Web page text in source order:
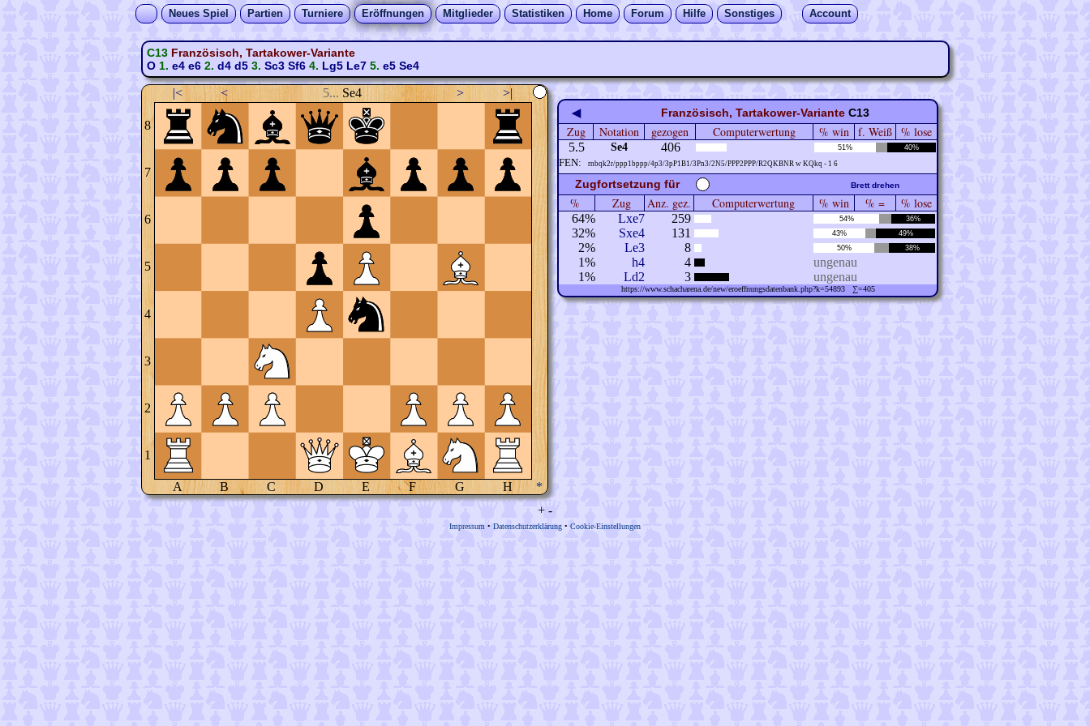
Neues Spiel Partien Turniere Eröffnungen Mitglieder Statistiken Home Forum Hilfe Sonstiges Account
C13 Französisch, Tartakower-Variante
O1. e4 e62. d4 d53. Sc3 Sf64. Lg5 Le75. e5 Se4
|< < 5... Se4 > >|
8
7
6
5
4
3
2
1
A B C D E F G H *
◀ Französisch, Tartakower-Variante C13
Zug Notation gezogen Computerwertung % win f. Weiß % lose
5.5 Se4 406 51% 40%
FEN: rnbqk2r/ppp1bppp/4p3/3pP1B1/3Pn3/2N5/PPP2PPP/R2QKBNR w KQkq - 1 6
Zugfortsetzung für Brett drehen
% Zug Anz. gez. Computerwertung % win % = % lose
64% Lxe7 259 54% 36%
32% Sxe4 131 43% 49%
2% Le3 8 50% 38%
1% h4 4
ungenau
1%
Ld2 3 ungenau
https://www.schacharena.de/new/eroeffnungsdatenbank.php?k=54893 ∑=405
+ -
Impressum • Datenschutzerklärung • Cookie-Einstellungen